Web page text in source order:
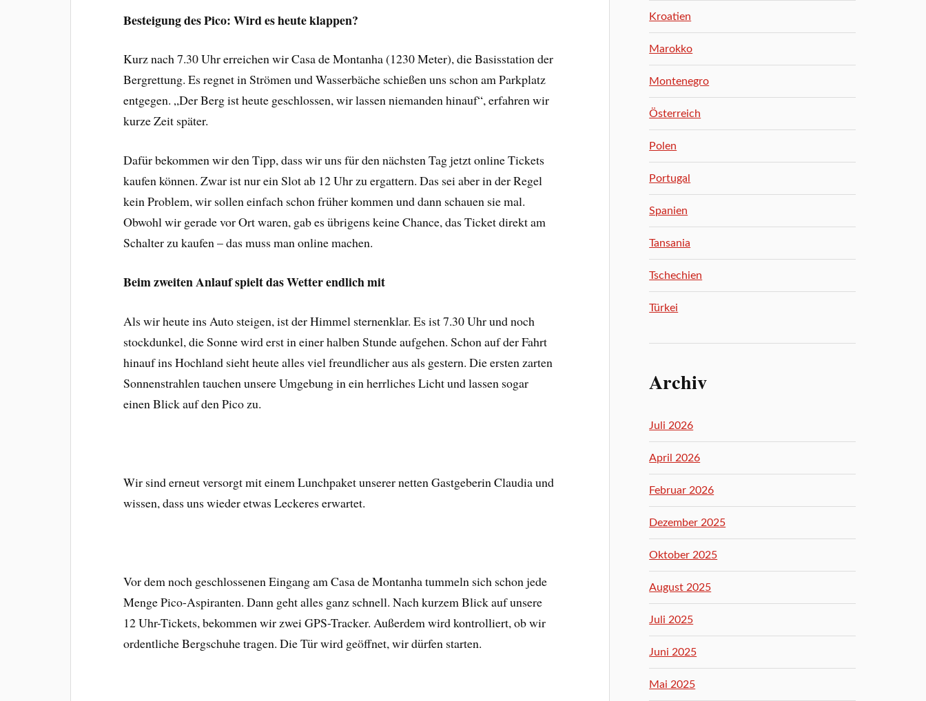
Besteigung des Pico: Wird es heute klappen?
Kurz nach 7.30 Uhr erreichen wir Casa de Montanha (1230 Meter), die Basisstation der
Bergrettung. Es regnet in Strömen und Wasserbäche schießen uns schon am Parkplatz
entgegen. „Der Berg ist heute geschlossen, wir lassen niemanden hinauf“, erfahren wir
kurze Zeit später.
Dafür bekommen wir den Tipp, dass wir uns für den nächsten Tag jetzt online Tickets
kaufen können. Zwar ist nur ein Slot ab 12 Uhr zu ergattern. Das sei aber in der Regel
kein Problem, wir sollen einfach schon früher kommen und dann schauen sie mal.
Obwohl wir gerade vor Ort waren, gab es übrigens keine Chance, das Ticket direkt am
Schalter zu kaufen – das muss man online machen.
Beim zweiten Anlauf spielt das Wetter endlich mit
Als wir heute ins Auto steigen, ist der Himmel sternenklar. Es ist 7.30 Uhr und noch
stockdunkel, die Sonne wird erst in einer halben Stunde aufgehen. Schon auf der Fahrt
hinauf ins Hochland sieht heute alles viel freundlicher aus als gestern. Die ersten zarten
Sonnenstrahlen tauchen unsere Umgebung in ein herrliches Licht und lassen sogar
einen Blick auf den Pico zu.
Wir sind erneut versorgt mit einem Lunchpaket unserer netten Gastgeberin Claudia und
wissen, dass uns wieder etwas Leckeres erwartet.
Vor dem noch geschlossenen Eingang am Casa de Montanha tummeln sich schon jede
Menge Pico-Aspiranten. Dann geht alles ganz schnell. Nach kurzem Blick auf unsere
12 Uhr-Tickets, bekommen wir zwei GPS-Tracker. Außerdem wird kontrolliert, ob wir
ordentliche Bergschuhe tragen. Die Tür wird geöffnet, wir dürfen starten.
Kroatien
Marokko
Montenegro
Österreich
Polen
Portugal
Spanien
Tansania
Tschechien
Türkei
Archiv
Juli 2026
April 2026
Februar 2026
Dezember 2025
Oktober 2025
August 2025
Juli 2025
Juni 2025
Mai 2025